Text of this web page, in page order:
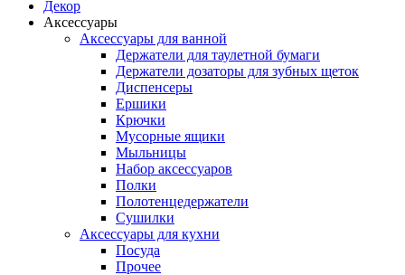
Декор
Аксессуары
Аксессуары для ванной
Держатели для таулетной бумаги
Держатели дозаторы для зубных щеток
Диспенсеры
Ершики
Крючки
Мусорные ящики
Мыльницы
Набор аксессуаров
Полки
Полотенцедержатели
Сушилки
Аксессуары для кухни
Посуда
Прочее